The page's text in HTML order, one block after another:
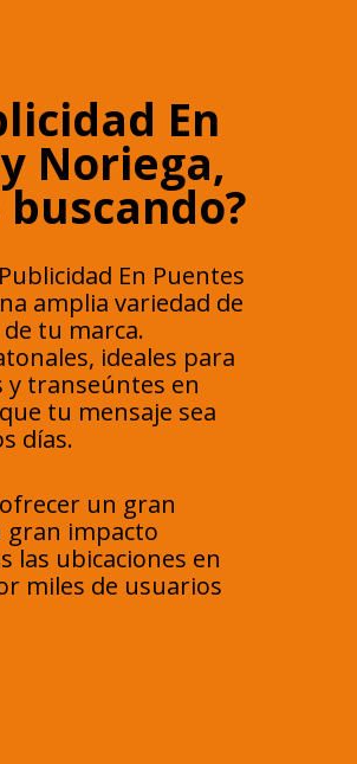
En
Noriega,
En Puentes
amplia variedad de
tu marca.
ideales para
y transeúntes en
tu mensaje sea
días.
un gran
gran impacto
las ubicaciones en
miles de usuarios